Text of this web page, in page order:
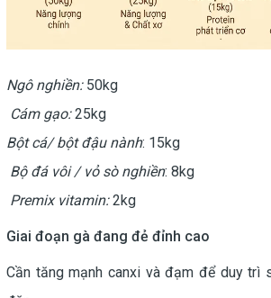
Ngô nghiền: 50kg
Cám gạo:25kg
Bột cá/ bột đậu nành: 15kg
Bộ đá vôi / vỏ sò nghiền: 8kg
Premix vitamin:2kg
Giai đoạn gà đang đẻ đỉnh cao
Cần tăng mạnh canxi và đạm để duy trì